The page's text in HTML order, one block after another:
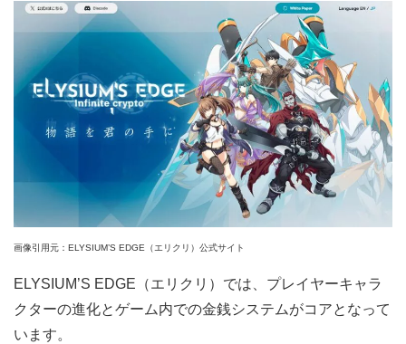
画像引用元：ELYSIUM’S EDGE（エリクリ）公式サイト
ELYSIUM’S EDGE（エリクリ）では、プレイヤーキャラ
クターの進化とゲーム内での金銭システムがコアとなって
います。